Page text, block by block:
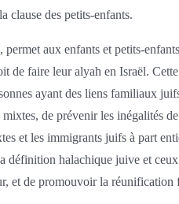
clause des petits-enfants.
aux enfants et petits-
de faire leur alyah en Israël.
ayant des liens familiaux
de prévenir les inégalités
et les immigrants juifs à part
définition halachique juive et
et de promouvoir la réunification